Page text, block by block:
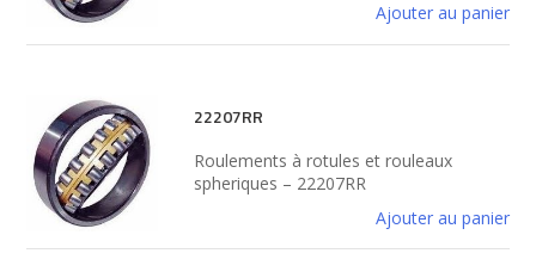
Ajouter au panier
22207RR
Roulements à rotules et rouleaux
spheriques – 22207RR
Ajouter au panier